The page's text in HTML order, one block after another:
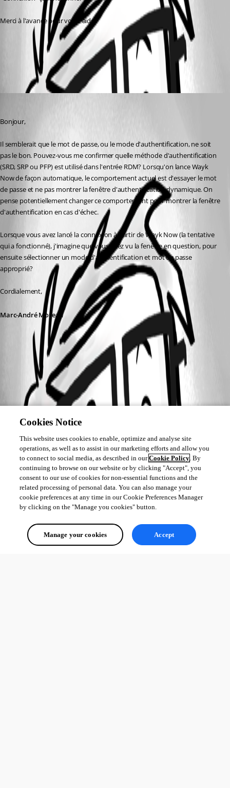
Merci à l'avance pour votre aide.
All Comments (1)
Oldest first
Bonjour,
Il semblerait que le mot de passe, ou le mode d'authentification, ne soit
pas le bon. Pouvez-vous me confirmer quelle méthode d'authentification
(SRD, SRP ou PFP) est utilisé dans l'entrée RDM? Lorsqu'on lance Wayk
Now de façon automatique, le comportement actuel est d'essayer le mot
de passe et ne pas montrer la fenêtre d'authentification dynamique. On
pense potentiellement changer ce comportement pour montrer la fenêtre
d'authentification en cas d'échec.
Lorsque vous avez lancé la connexion à partir de Wayk Now (la tentative
qui a fonctionné), j'imagine que vous avez vu la fenêtre en question, pour
ensuite sélectionner un mode d'authentification et mot de passe
approprié?
Cordialement,
Marc-André Moreau
Cookies Notice
This website uses cookies to enable, optimize and analyse site
operations, as well as to assist in our marketing efforts and allow you
to connect to social media, as described in ourCookie Policy. By
continuing to browse on our website or by clicking "Accept", you
consent to our use of cookies for non-essential functions and the
related processing of personal data. You can also manage your
cookie preferences at any time in our Cookie Preferences Manager
by clicking on the "Manage you cookies" button.
Manage your cookies Accept